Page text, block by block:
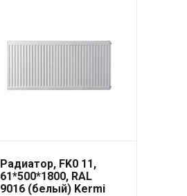
Радиатор, FK0 11,
61*500*1800, RAL
9016 (белый) Kermi